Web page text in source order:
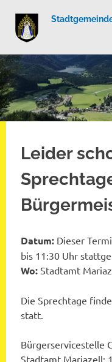
Zum
Inhalt
springen
Leider
Datum: Dieser
bis 11:30 Uhr
Wo: Stadtamt
Die Sprechtage
statt.
Bürgerservicestelle
Stadtamt Mariazell: